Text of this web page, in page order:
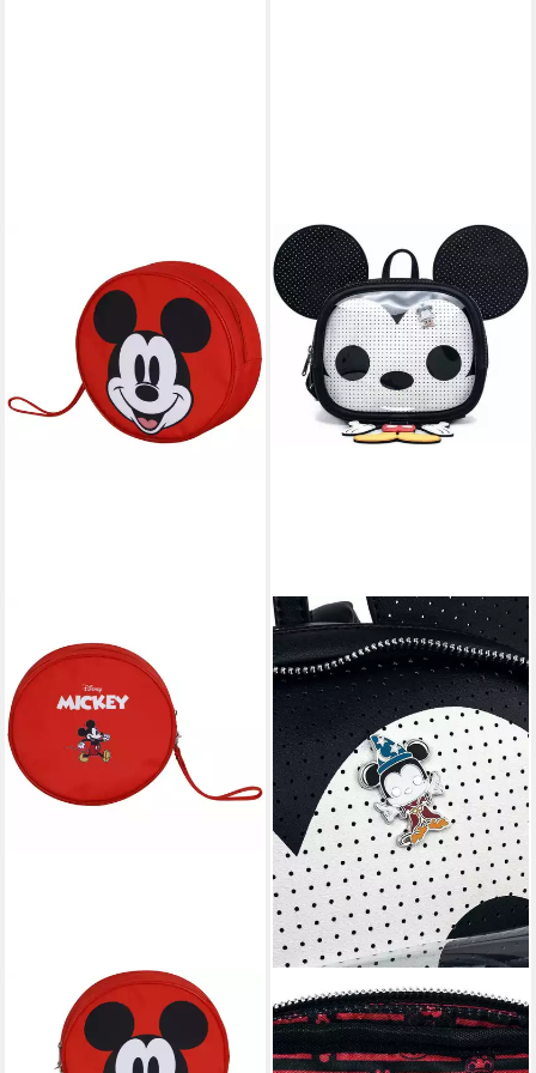
Kulturbeutel Minnie Mouse
Unisex Kinder
LOUNGEFLY
Umhängetasche Disney POP!
by Loungefly Rucksack